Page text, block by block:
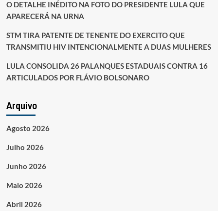
O DETALHE INÉDITO NA FOTO DO PRESIDENTE LULA QUE
APARECERÁ NA URNA
STM TIRA PATENTE DE TENENTE DO EXERCITO QUE
TRANSMITIU HIV INTENCIONALMENTE A DUAS MULHERES
LULA CONSOLIDA 26 PALANQUES ESTADUAIS CONTRA 16
ARTICULADOS POR FLÁVIO BOLSONARO
Arquivo
Agosto 2026
Julho 2026
Junho 2026
Maio 2026
Abril 2026